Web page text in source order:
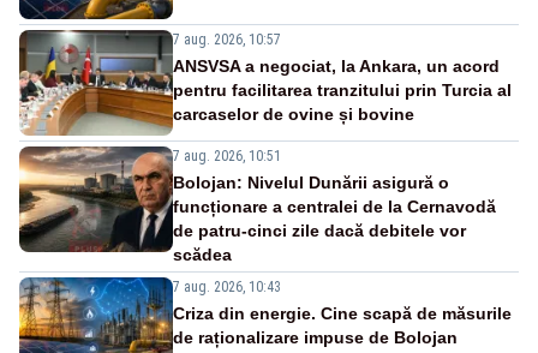
7 aug. 2026, 10:57
ANSVSA a negociat, la Ankara, un acord
pentru facilitarea tranzitului prin Turcia al
carcaselor de ovine și bovine
7 aug. 2026, 10:51
Bolojan: Nivelul Dunării asigură o
funcționare a centralei de la Cernavodă
de patru-cinci zile dacă debitele vor
scădea
7 aug. 2026, 10:43
Criza din energie. Cine scapă de măsurile
de raționalizare impuse de Bolojan